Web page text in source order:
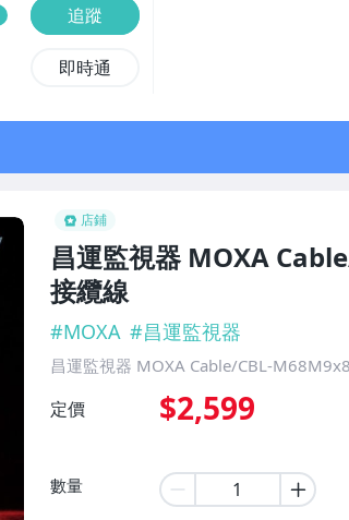
店鋪
昌運監視器 MOXA
接纜線
#MOXA #昌運監視器
昌運監視器 MOXA Cable/CBL-
定價 $2,599
數量
追蹤
即時通